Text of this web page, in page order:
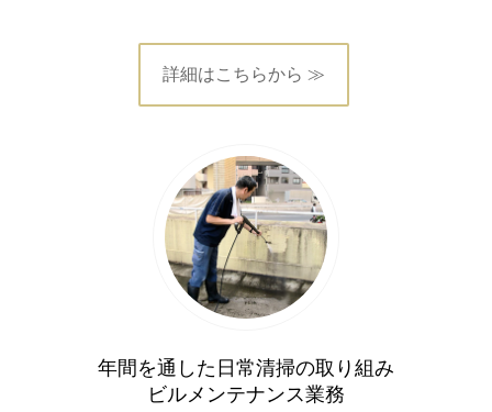
詳細はこちらから ≫
年間を通した日常清掃の取り組み
ビルメンテナンス業務